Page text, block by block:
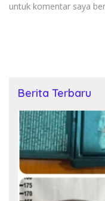
untuk komentar saya
Berita Terbaru